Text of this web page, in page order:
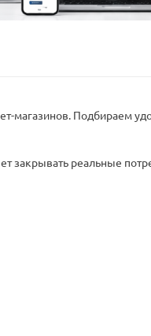
магазинов. Подбираем
закрывать реальные